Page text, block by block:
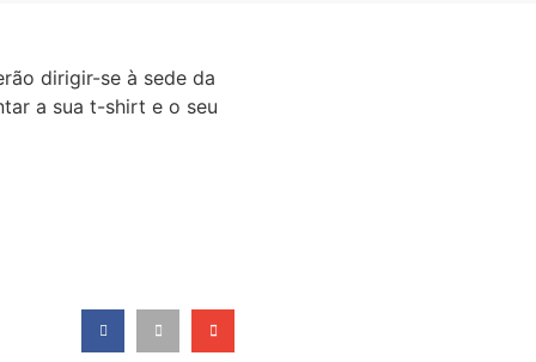
dirigir-se à sede da
a sua t-shirt e o seu